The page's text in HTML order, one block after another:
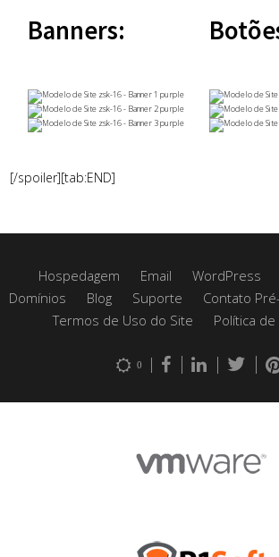
Banners:
[/spoiler][tab:END]
Hospedagem Email WordPress
Domínios
Blog Suporte Contato
Termos de Uso do Site
Política
0